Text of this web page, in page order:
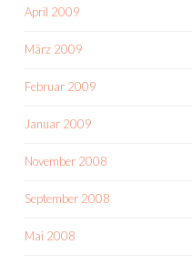
April 2009
März 2009
Februar 2009
Januar 2009
November 2008
September 2008
Mai 2008